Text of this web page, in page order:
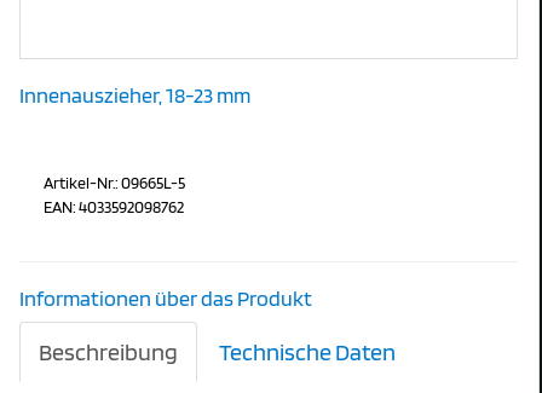
Innenauszieher, 18-23 mm
Artikel-Nr.: 09665L-5
EAN: 4033592098762
Informationen über das Produkt
Beschreibung Technische Daten